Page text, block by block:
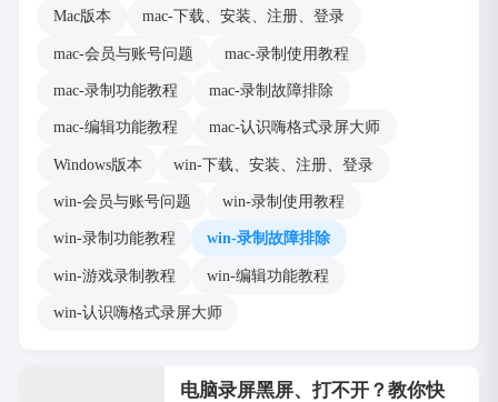
Mac版本 mac-下载、安装、注册、登录
mac-会员与账号问题 mac-录制使用教程
mac-录制功能教程 mac-录制故障排除
mac-编辑功能教程 mac-认识嗨格式录屏大师
Windows版本 win-下载、安装、注册、登录
win-会员与账号问题 win-录制使用教程
win-录制功能教程 win-录制故障排除
win-游戏录制教程 win-编辑功能教程
win-认识嗨格式录屏大师
电脑录屏黑屏、打不开？教你快